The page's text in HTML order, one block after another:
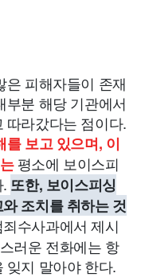
은 피해자들이 존재
분 해당 기관에서
따라갔다는 점이다.
를 보고 있으며, 이
평소에 보이스피
또한, 보이스피싱
조치를 취하는 것
수사과에서 제시
러운 전화에는 항
잊지 말아야 한다.